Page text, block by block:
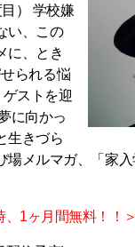
） 学校嫌
い、この
に、とき
られる悩
ストを迎
に向かっ
生きづら
場メルマガ、「家
、1ヶ月間無料！！